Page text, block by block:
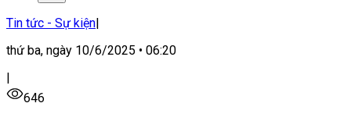
Tin tức - Sự kiện|
thứ ba, ngày 10/6/2025 • 06:20
|
646